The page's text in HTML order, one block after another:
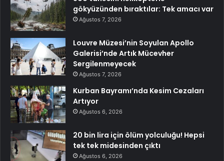
gökyüzünden bıraktılar: Tek amacı var
Ağustos 7, 2026
Louvre Müzesi’nin Soyulan Apollo
Galerisi’nde Artık Mücevher
Sergilenmeyecek
Ağustos 7, 2026
Kurban Bayramı’nda Kesim Cezaları
Artıyor
Ağustos 6, 2026
20 bin lira için ölüm yolculuğu! Hepsi
tek tek midesinden çıktı
Ağustos 6, 2026